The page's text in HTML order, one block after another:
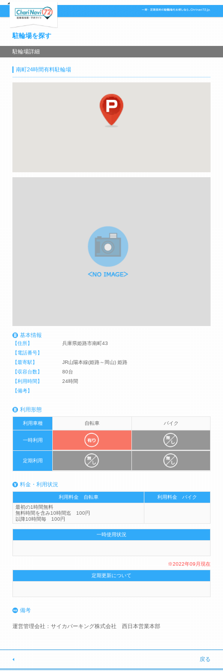
駐輪場を探す
駐輪場詳細
南町24時間有料駐輪場
基本情報
【住所】
兵庫県姫路市南町43
【電話番号】
【最寄駅】
JR山陽本線(姫路～岡山) 姫路
【収容台数】
80台
【利用時間】
24時間
【備考】
利用形態
利用車種 自転車 バイク
一時利用
定期利用
料金・利用状況
利用料金 自転車
利用料金 バイク
最初の1時間無料
無料時間を含み10時間迄 100円
以降10時間毎 100円
一時使用状況
※2022年09月現在
定期更新について
備考
運営管理会社：サイカパーキング株式会社 西日本営業本部
戻る